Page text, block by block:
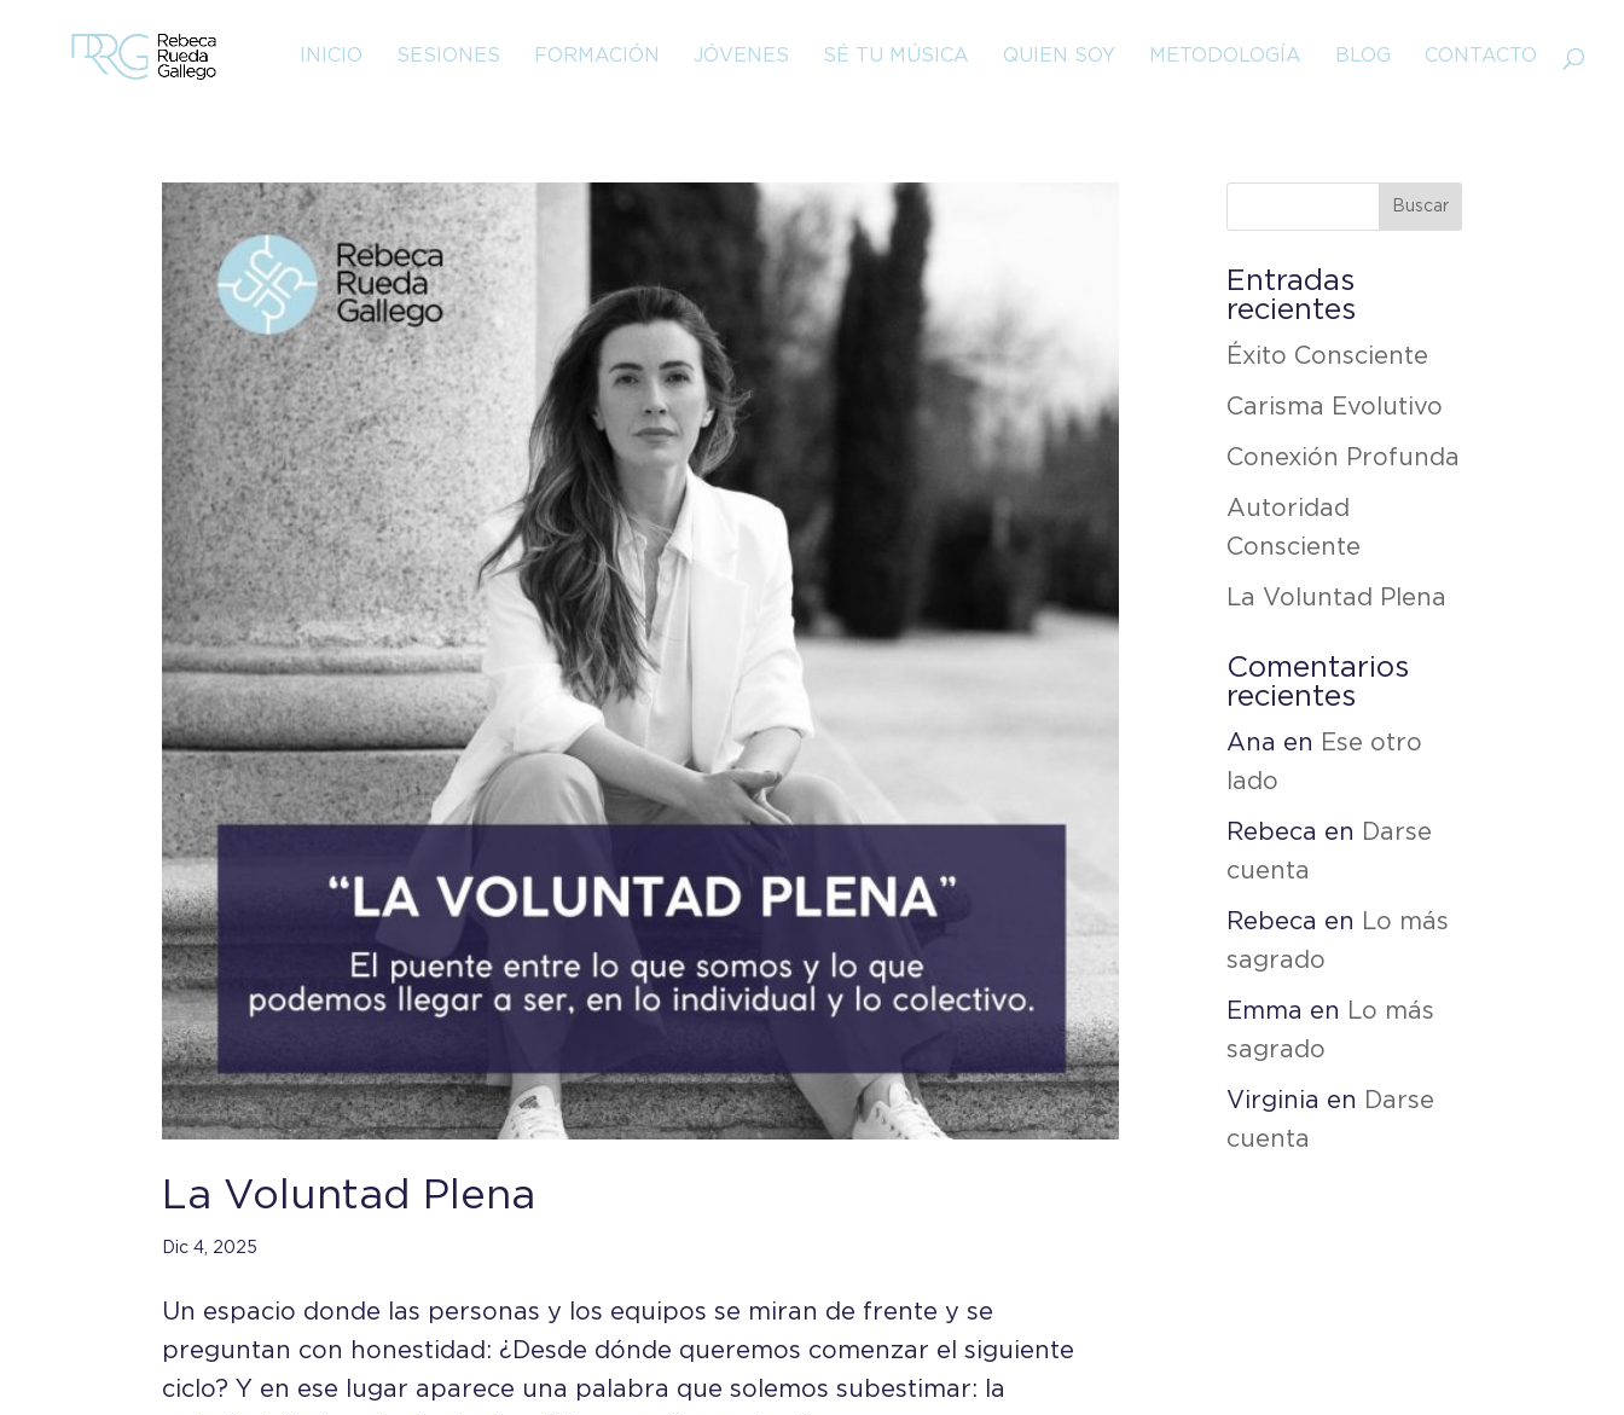
INICIO SESIONES FORMACIÓN JÓVENES SÉ TU MÚSICA QUIEN SOY METODOLOGÍA BLOG CONTACTO
La Voluntad Plena
Dic 4, 2025
Un espacio donde las personas y los equipos se miran de frente y se
preguntan con honestidad: ¿Desde dónde queremos comenzar el siguiente
ciclo? Y en ese lugar aparece una palabra que solemos subestimar: la
Entradas
recientes
Éxito Consciente
Carisma Evolutivo
Conexión Profunda
Autoridad
Consciente
La Voluntad Plena
Comentarios
recientes
Ana en
Ese otro
lado
Rebeca en
Darse
cuenta
Rebeca en
Lo más
sagrado
Emma en
Lo más
sagrado
Virginia en
Darse
cuenta